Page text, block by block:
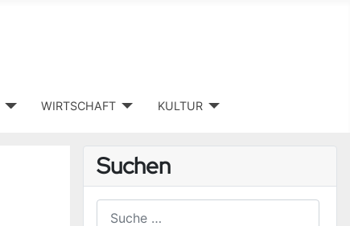
WIRTSCHAFT KULTUR
Suchen